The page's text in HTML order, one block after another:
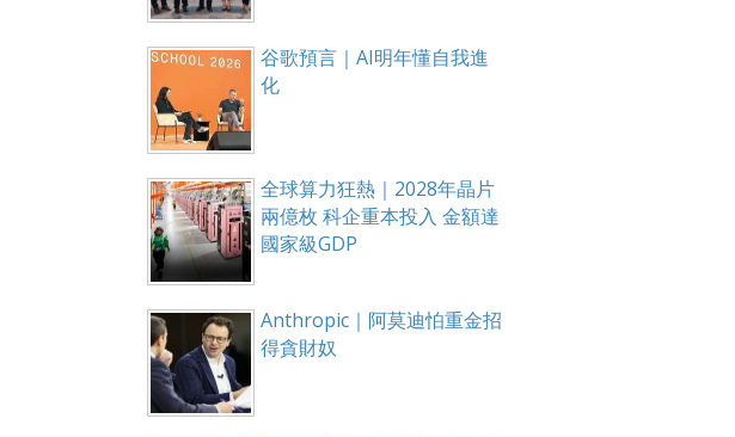
谷歌預言｜AI明年懂自我進
化
全球算力狂熱｜2028年晶片
兩億枚 科企重本投入 金額達
國家級GDP
Anthropic｜阿莫迪怕重金招
得貪財奴